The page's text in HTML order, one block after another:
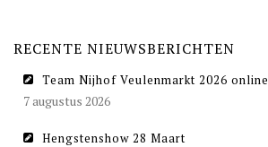
RECENTE NIEUWSBERICHTEN
Team Nijhof Veulenmarkt 2026 online
7 augustus 2026
Hengstenshow 28 Maart